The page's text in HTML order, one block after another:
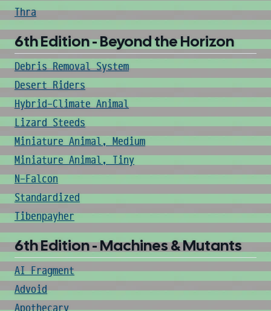
Thra
6th Edition - Beyond the Horizon
Debris Removal System
Desert Riders
Hybrid-Climate Animal
Lizard Steeds
Miniature Animal, Medium
Miniature Animal, Tiny
N-Falcon
Standardized
Tibenpayher
6th Edition - Machines & Mutants
AI Fragment
Advoid
Apothecary